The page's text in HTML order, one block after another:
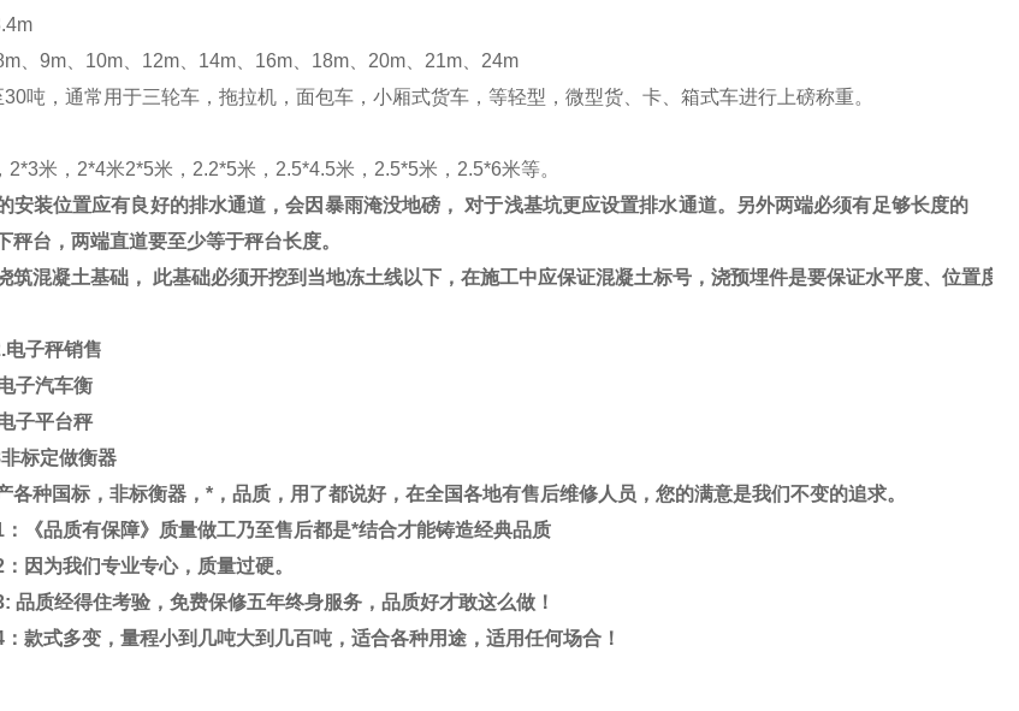
9m 10m 12m 14m 16m 18m 20m 21m
24m
30吨，通常用于三轮车，拖拉机，面包车，小厢式货车，等轻型，微型货、卡、箱式车进行上磅称重。
2*3米， 2*4米2*5米， 2.2*5米， 2.5*4.5米， 2.5*5米， 2.5*6米等。
安装位置应有良好的排水通道，会因暴雨淹没地磅，
对于浅基坑更应设置排水通道。另外两端必须有足够长度的
秤台，两端直道要至少等于秤台长度。
筑混凝土基础，
此基础必须开挖到当地冻土线以下，在施工中应保证混凝土标号，浇预埋件是要保证水平度、位置
电子秤销售
子汽车衡
子平台秤
非标定做衡器
各种国标，非标衡器，*，品质，用了都说好，在全国各地有售后维修人员，您的满意是我们不变的追求。
《品质有保障》质量做工乃至售后都是*结合才能铸造经典品质
因为我们专业专心，质量过硬。
品质经得住考验，免费保修五年终身服务，品质好才敢这么做！
款式多变，量程小到几吨大到几百吨，适合各种用途，适用任何场合！